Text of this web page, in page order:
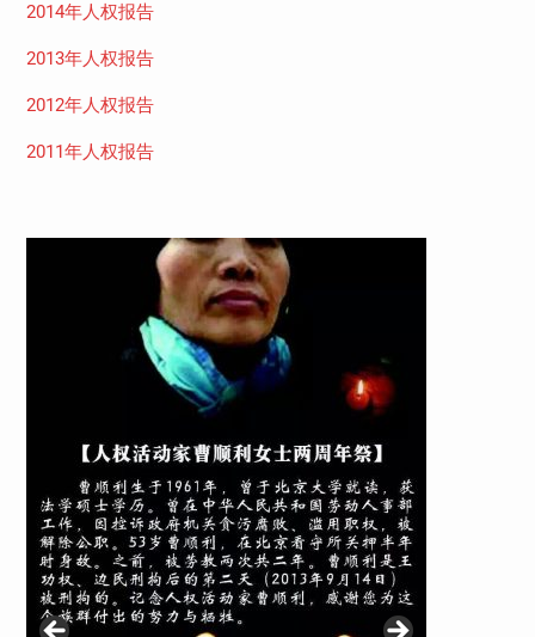
2014年人权报告
2013年人权报告
2012年人权报告
2011年人权报告